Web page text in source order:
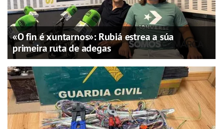
«O fin é xuntarnos»: Rubiá estrea a súa
primeira ruta de adegas